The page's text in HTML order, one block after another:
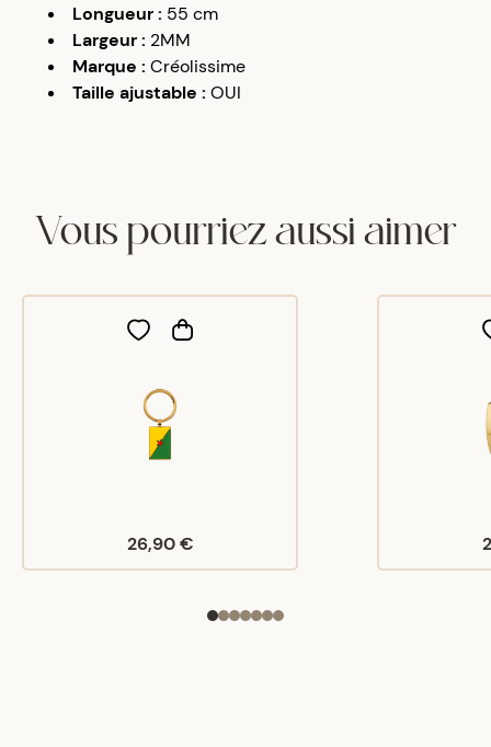
Longueur: 55 cm
Largeur: 2MM
Marque : Créolissime
Taille ajustable : OUI
Vous pourriez aussi aimer
26,90 €